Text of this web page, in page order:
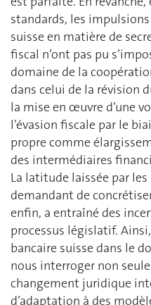
standards, les
suisse en matière de
fiscal n’ont pas pu
domaine de la
dans celui de la révision
la mise en œuvre d’une
l’évasion fiscale par le
propre comme
des intermédiaires
La latitude laissée par
demandant de
enfin, a entraîné des
processus législatif.
bancaire suisse dans le
nous interroger non
changement juridique
d’adaptation à des